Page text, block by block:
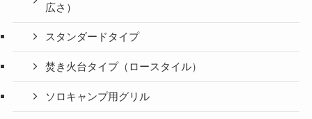
広さ）
スタンダードタイプ
焚き火台タイプ（ロースタイル）
ソロキャンプ用グリル